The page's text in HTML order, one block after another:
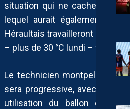
situation qui ne cache pas
lequel aurait également
Héraultais travailleront donc
– plus de 30 °C lundi – feront
Le technicien montpelliérain
sera progressive, avec une
utilisation du ballon dès